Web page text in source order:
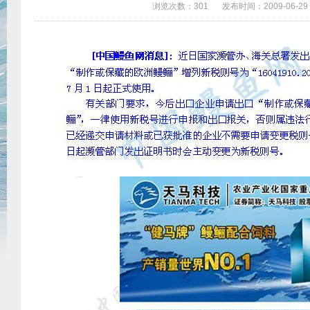
浏览次数： 301 发布时间： 2009-06-29